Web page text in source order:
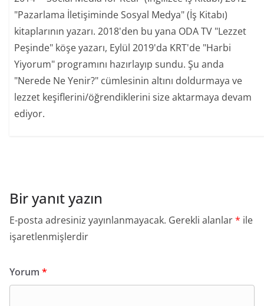
"Pazarlama İletişiminde Sosyal Medya" (İş Kitabı)
kitaplarının yazarı. 2018'den bu yana ODA TV "Lezzet
Peşinde" köşe yazarı, Eylül 2019'da KRT'de "Harbi
Yiyorum" programını hazırlayıp sundu. Şu anda
"Nerede Ne Yenir?" cümlesinin altını doldurmaya ve
lezzet keşiflerini/öğrendiklerini size aktarmaya devam
ediyor.
Bir yanıt yazın
E-posta adresiniz yayınlanmayacak. Gerekli alanlar* ile
işaretlenmişlerdir
Yorum *